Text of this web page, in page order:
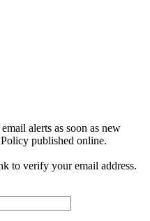
alerts as soon as new
published online.
to verify your email address.